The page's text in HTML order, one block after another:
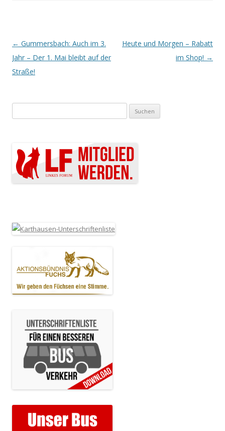
Artikel-Navigation
← Gummersbach: Auch im 3.
Jahr – Der 1. Mai bleibt auf der
Straße!
Heute und Morgen – Rabatt
im Shop! →